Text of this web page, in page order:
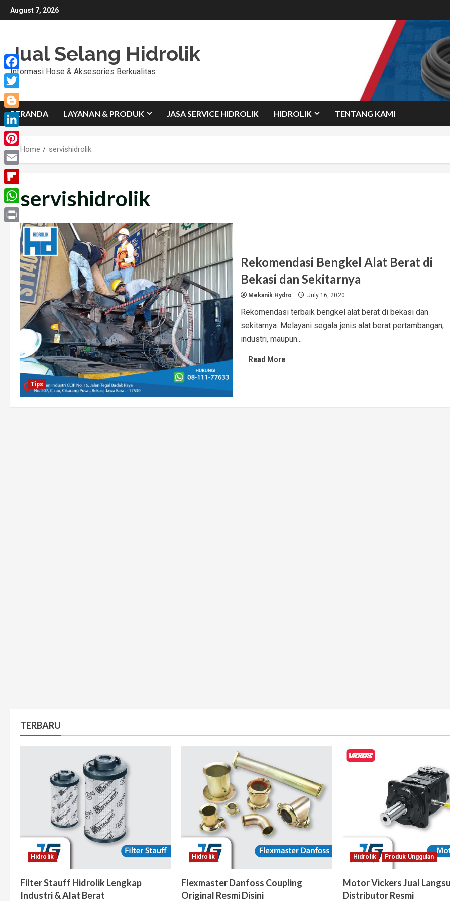
Skip
to
August 7, 2026
Jual Selang Hidrolik
Informasi Hose & Aksesories Berkualitas
BERANDA LAYANAN & PRODUK JASA SERVICE HIDROLIK HIDROLIK TENTANG KAMI
Home servishidrolik
servishidrolik
Tips
Rekomendasi Bengkel Alat Berat di
Bekasi dan Sekitarnya
Mekanik Hydro July 16, 2020
Rekomendasi terbaik bengkel alat berat di bekasi dan
sekitarnya. Melayani segala jenis alat berat pertambangan,
industri, maupun...
Read MoreRead
more
di
TERBARU
Hidrolik
Filter Stauff Hidrolik Lengkap
Industri & Alat Berat
Hidrolik
Flexmaster Danfoss Coupling
Original Resmi Disini
Hidrolik Produk Unggulan
Motor Vickers Jual
Distributor Resmi
Facebook
Twitter
Blogger
LinkedIn
Pinterest
Email
Flipboard
WhatsApp
Print